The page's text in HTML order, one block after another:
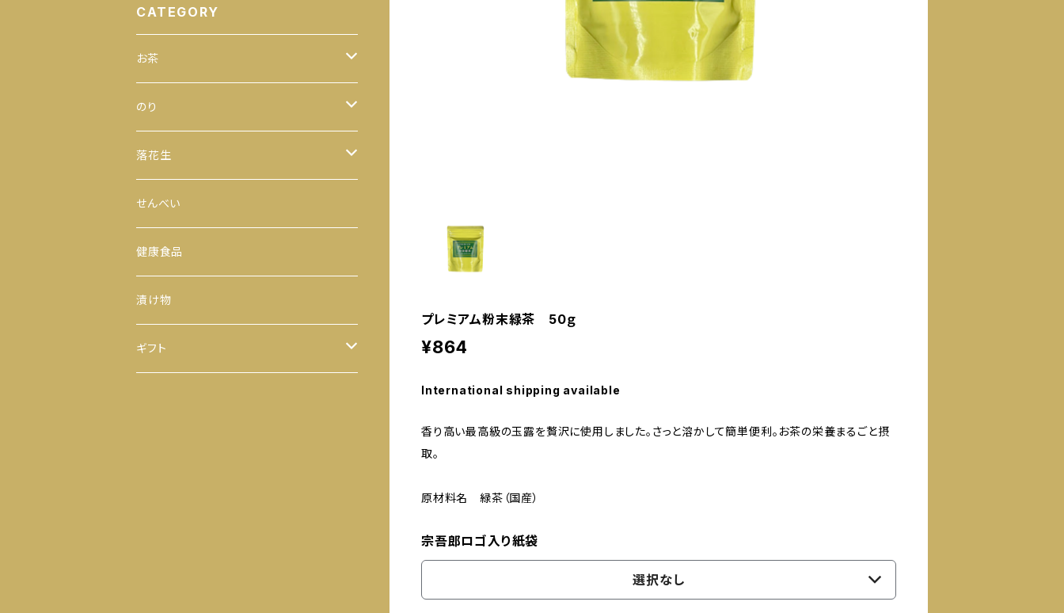
プレミアム粉末緑茶 50ｇ
¥864
International shipping available
香り高い最高級の玉露を贅沢に使用しました。さっと溶かして簡単便利。お茶の栄養まるごと摂
取。
原材料名 緑茶（国産）
宗吾郎ロゴ入り紙袋
選択なし
CATEGORY
お茶
緑茶
100ｇ
200ｇ
玄米茶
茎茶
玉露
番茶
ほうじ茶
のり
全型
手巻のり
おにぎりのり
カットのり
八千代 八福神のり
落花生
からつき
平袋（中袋サイズ）
一期一会（小袋サイズ）
せんべい
健康食品
漬け物
ギフト